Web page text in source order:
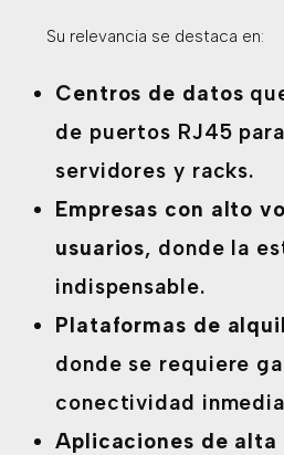
Su relevancia se destaca en:
Centros de datos
de puertos RJ45
servidores y racks.
Empresas con alto
usuarios, donde la
indispensable.
Plataformas de
donde se requiere
conectividad
Aplicaciones de alta